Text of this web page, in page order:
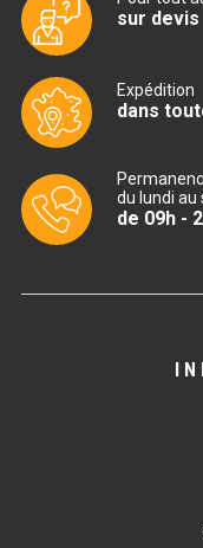
TABLE RÉFRIGÉRÉE
TABLE 600
TABLE 700
TABLE
sur devis
Expédition
dans
du lundi au
de 09h -